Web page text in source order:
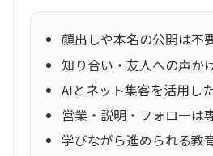
顔出しや本名の公開は不
知り合い・友人への声か
AIとネット集客を活用し
営業・説明・フォローは
学びながら進められる教